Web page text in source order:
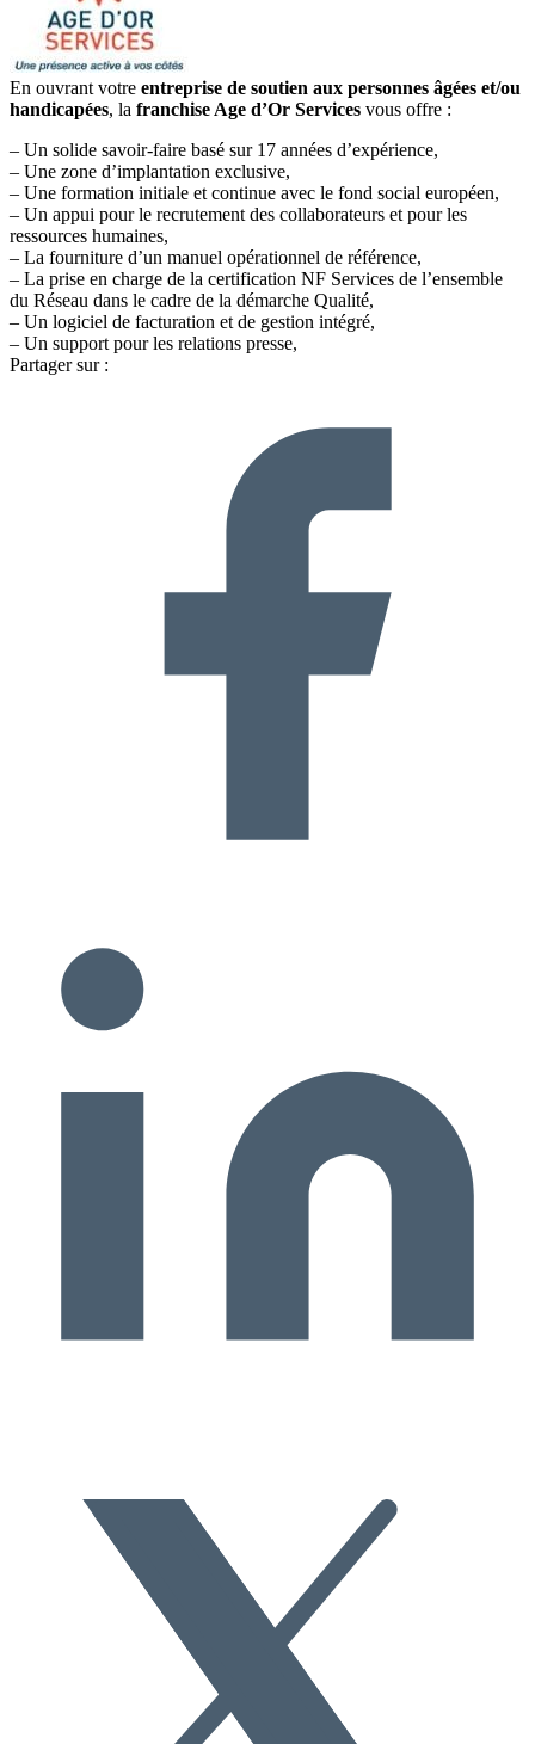
En ouvrant votre entreprise de soutien aux personnes âgées et/ou
handicapées, la franchise Age d’Or Services vous offre :
– Un solide savoir-faire basé sur 17 années d’expérience,
– Une zone d’implantation exclusive,
– Une formation initiale et continue avec le fond social européen,
– Un appui pour le recrutement des collaborateurs et pour les
ressources humaines,
– La fourniture d’un manuel opérationnel de référence,
– La prise en charge de la certification NF Services de l’ensemble
du Réseau dans le cadre de la démarche Qualité,
– Un logiciel de facturation et de gestion intégré,
– Un support pour les relations presse,
Partager sur :